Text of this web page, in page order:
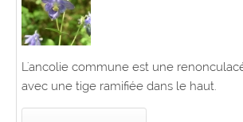
L'ancolie commune est une
avec une tige ramifiée dans le haut.